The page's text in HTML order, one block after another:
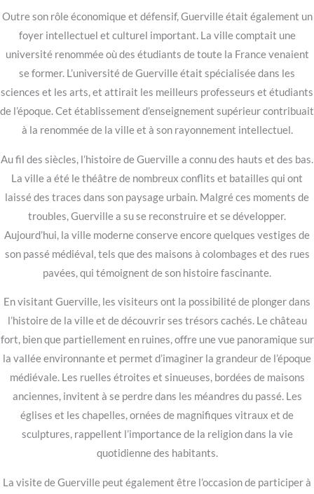
Outre son rôle économique et défensif, Guerville était également un
foyer intellectuel et culturel important. La ville comptait une
université renommée où des étudiants de toute la France venaient
se former. L’université de Guerville était spécialisée dans les
sciences et les arts, et attirait les meilleurs professeurs et étudiants
de l’époque. Cet établissement d’enseignement supérieur contribuait
à la renommée de la ville et à son rayonnement intellectuel.
Au fil des siècles, l’histoire de Guerville a connu des hauts et des bas.
La ville a été le théâtre de nombreux conflits et batailles qui ont
laissé des traces dans son paysage urbain. Malgré ces moments de
troubles, Guerville a su se reconstruire et se développer.
Aujourd’hui, la ville moderne conserve encore quelques vestiges de
son passé médiéval, tels que des maisons à colombages et des rues
pavées, qui témoignent de son histoire fascinante.
En visitant Guerville, les visiteurs ont la possibilité de plonger dans
l’histoire de la ville et de découvrir ses trésors cachés. Le château
fort, bien que partiellement en ruines, offre une vue panoramique sur
la vallée environnante et permet d’imaginer la grandeur de l’époque
médiévale. Les ruelles étroites et sinueuses, bordées de maisons
anciennes, invitent à se perdre dans les méandres du passé. Les
églises et les chapelles, ornées de magnifiques vitraux et de
sculptures, rappellent l’importance de la religion dans la vie
quotidienne des habitants.
La visite de Guerville peut également être l’occasion de participer à